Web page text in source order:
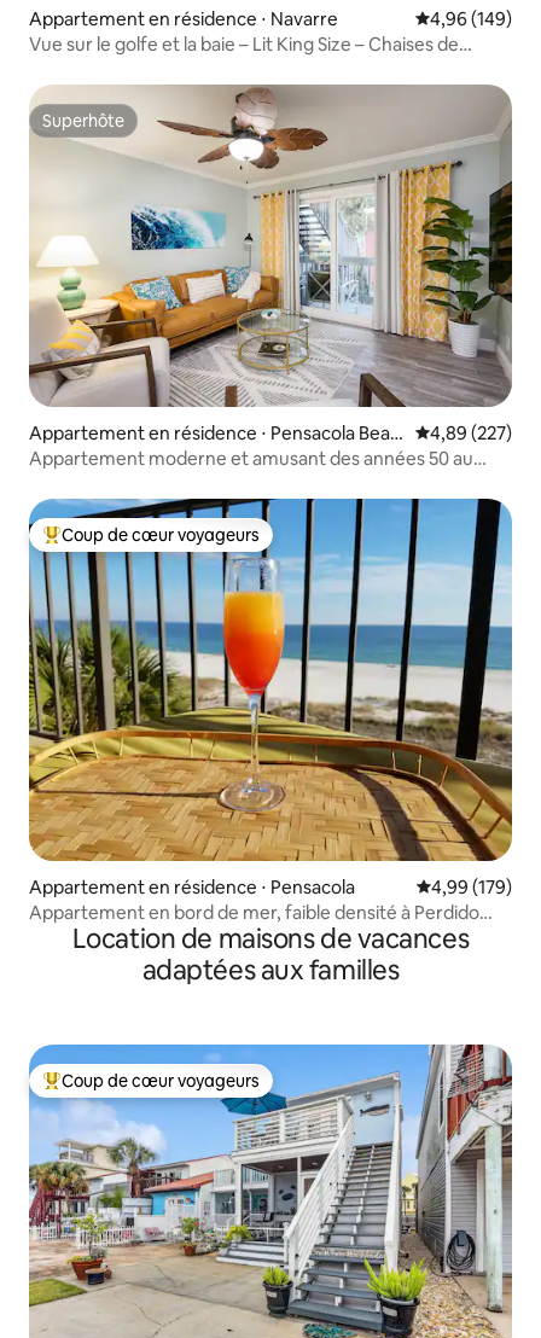
Appartement en résidence ⋅ Navarre Évaluation
4,96 (149)
Vue sur le golfe et la baie – Lit King Size – Chaises de
Superhôte
Superhôte
Appartement en résidence ⋅ Pensacola Beac
h
Évaluation
4,89 (227)
Appartement moderne et amusant des années 50 au
Coups de cœur voyageurs les plus appréciés
Coup de cœur voyageurs
Appartement en résidence ⋅ Pensacola Évaluation
4,99 (179)
Appartement en bord de mer, faible densité à Perdido
Location de maisons de vacances
adaptées aux familles
Coups de cœur voyageurs les plus appréciés
Coup de cœur voyageurs